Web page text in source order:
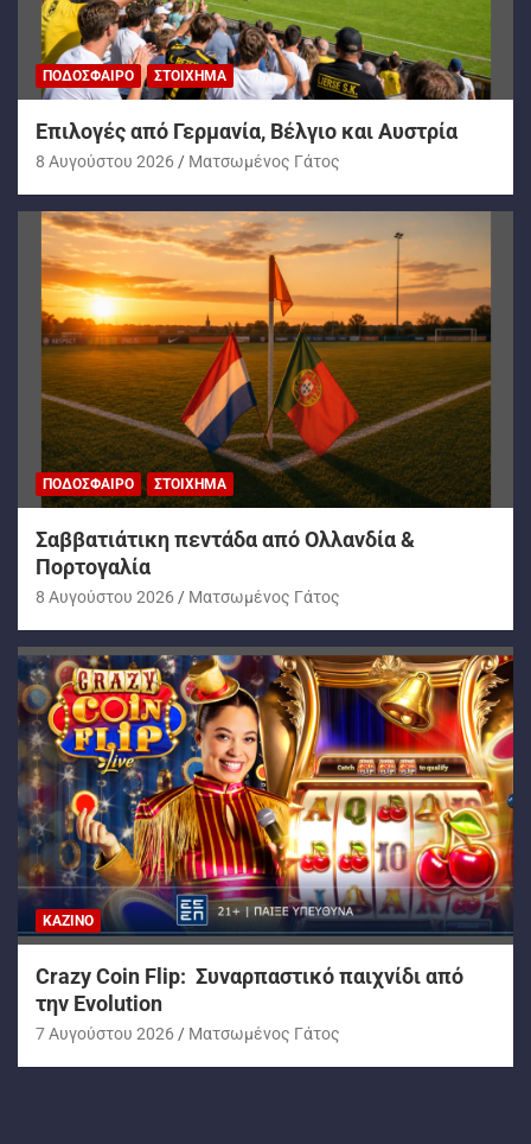
ΠΟΔΌΣΦΑΙΡΟ ΣΤΟΊΧΗΜΑ
Επιλογές από Γερμανία, Βέλγιο και Αυστρία
8 Αυγούστου 2026 Ματσωμένος Γάτος
ΠΟΔΌΣΦΑΙΡΟ ΣΤΟΊΧΗΜΑ
Σαββατιάτικη πεντάδα από Ολλανδία &
Πορτογαλία
8 Αυγούστου 2026 Ματσωμένος Γάτος
ΚΑΖΊΝΟ
Crazy Coin Flip: Συναρπαστικό παιχνίδι από
την Evolution
7 Αυγούστου 2026 Ματσωμένος Γάτος